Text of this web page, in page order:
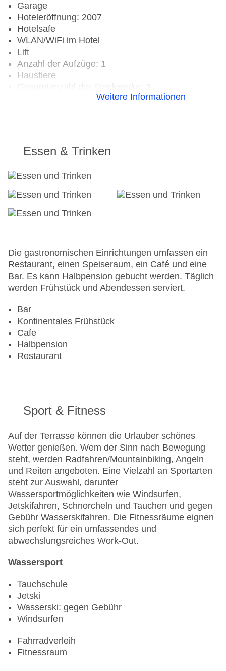
Garage
Hoteleröffnung: 2007
Hotelsafe
WLAN/WiFi im Hotel
Lift
Anzahl der Aufzüge: 1
Haustiere
Gesamtanzahl der Zimmer: 15Weitere Informationen
Essen & Trinken
Die gastronomischen Einrichtungen umfassen ein
Restaurant, einen Speiseraum, ein Café und eine
Bar. Es kann Halbpension gebucht werden. Täglich
werden Frühstück und Abendessen serviert.
Bar
Kontinentales Frühstück
Cafe
Halbpension
Restaurant
Sport & Fitness
Auf der Terrasse können die Urlauber schönes
Wetter genießen. Wem der Sinn nach Bewegung
steht, werden Radfahren/Mountainbiking, Angeln
und Reiten angeboten. Eine Vielzahl an Sportarten
steht zur Auswahl, darunter
Wassersportmöglichkeiten wie Windsurfen,
Jetskifahren, Schnorcheln und Tauchen und gegen
Gebühr Wasserskifahren. Die Fitnessräume eignen
sich perfekt für ein umfassendes und
abwechslungsreiches Work-Out.
Wassersport
Tauchschule
Jetski
Wasserski: gegen Gebühr
Windsurfen
Fahrradverleih
Fitnessraum